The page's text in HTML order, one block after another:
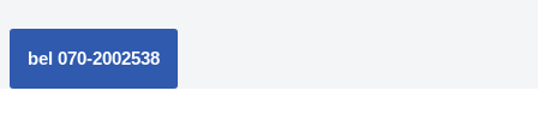
bel 070-2002538